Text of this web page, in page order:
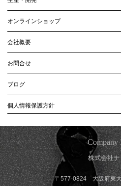
オンラインショップ
会社概要
お問合せ
ブログ
個人情報保護方針
Company
株式会社
〒577-0824 大阪府東